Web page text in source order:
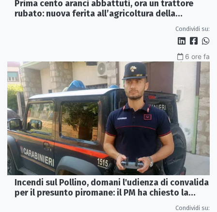
Prima cento aranci abbattuti, ora un trattore
rubato: nuova ferita all’agricoltura della
Condividi su:
6 ore fa
Incendi sul Pollino, domani l'udienza di convalida
per il presunto piromane: il PM ha chiesto la
Condividi su: